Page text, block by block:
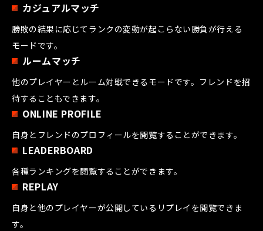
カジュアルマッチ
勝敗の結果に応じてランクの変動が起こらない勝負が行える
モードです。
ルームマッチ
他のプレイヤーとルーム対戦できるモードです。フレンドを招
待することもできます。
ONLINE PROFILE
自身とフレンドのプロフィールを閲覧することができます。
LEADERBOARD
各種ランキングを閲覧することができます。
REPLAY
自身と他のプレイヤーが公開しているリプレイを閲覧できま
す。